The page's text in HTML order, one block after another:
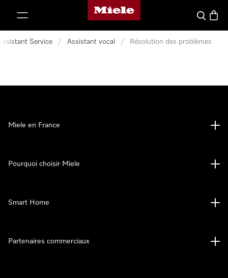
Page d'accueil Miele
Search
Service / Assistant vocal / Résolution des problèmes
Miele en France
Pourquoi choisir Miele
Smart Home
Partenaires commerciaux